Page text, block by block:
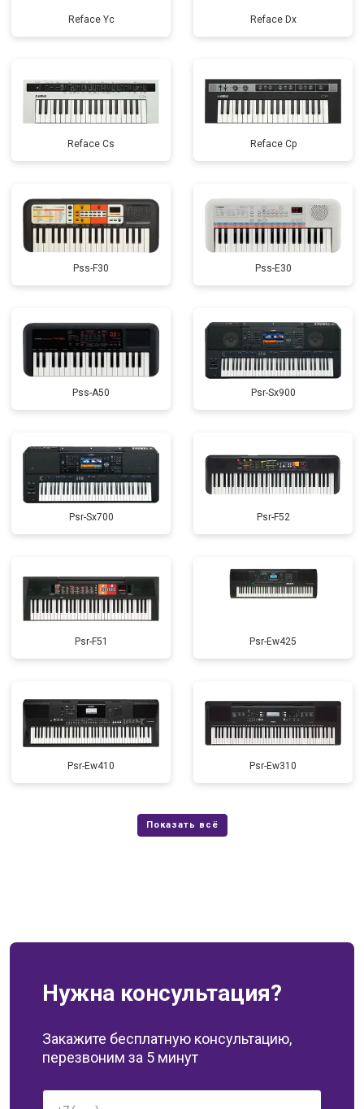
Reface Yc Reface Dx
Reface Cs Reface Cp
Pss-F30 Pss-E30
Pss-A50 Psr-Sx900
Psr-Sx700 Psr-F52
Psr-F51 Psr-Ew425
Psr-Ew410 Psr-Ew310
Нужна консультация?
Закажите бесплатную консультацию,
перезвоним за 5 минут